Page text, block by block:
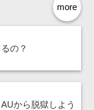
more
の？
から脱獄しよう